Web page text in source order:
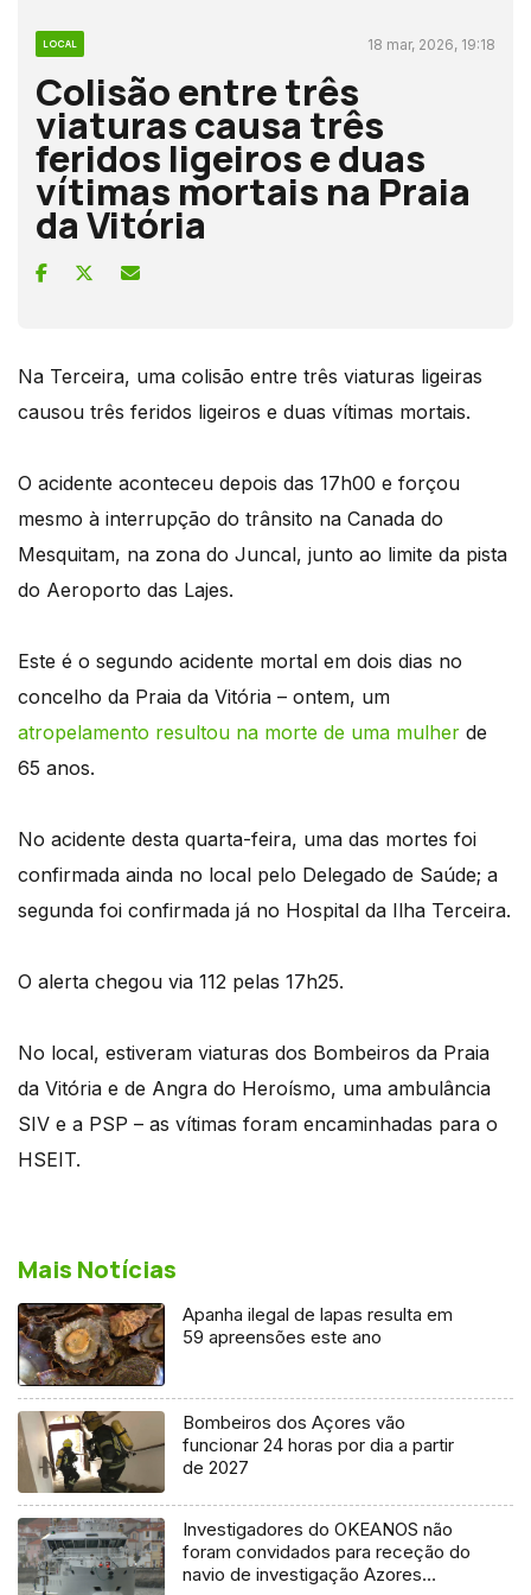
LOCAL 18 mar, 2026, 19:18
Colisão entre três
viaturas causa três
feridos ligeiros e duas
vítimas mortais na Praia
da Vitória
Na Terceira, uma colisão entre três viaturas ligeiras
causou três feridos ligeiros e duas vítimas mortais.
O acidente aconteceu depois das 17h00 e forçou
mesmo à interrupção do trânsito na Canada do
Mesquitam, na zona do Juncal, junto ao limite da pista
do Aeroporto das Lajes.
Este é o segundo acidente mortal em dois dias no
concelho da Praia da Vitória – ontem, um
atropelamento resultou na morte de uma mulher de
65 anos.
No acidente desta quarta-feira, uma das mortes foi
confirmada ainda no local pelo Delegado de Saúde; a
segunda foi confirmada já no Hospital da Ilha Terceira.
O alerta chegou via 112 pelas 17h25.
No local, estiveram viaturas dos Bombeiros da Praia
da Vitória e de Angra do Heroísmo, uma ambulância
SIV e a PSP – as vítimas foram encaminhadas para o
HSEIT.
Mais Notícias
Apanha ilegal de lapas resulta em
59 apreensões este ano
Bombeiros dos Açores vão
funcionar 24 horas por dia a partir
de 2027
Investigadores do OKEANOS não
foram convidados para receção do
navio de investigação Azores